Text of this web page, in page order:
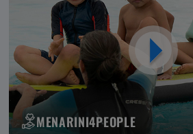
MENARINI4PEOPLE